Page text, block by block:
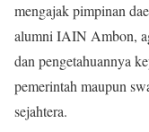
mengajak pimpinan
alumni IAIN Ambon,
dan pengetahuannya
pemerintah maupun
sejahtera.